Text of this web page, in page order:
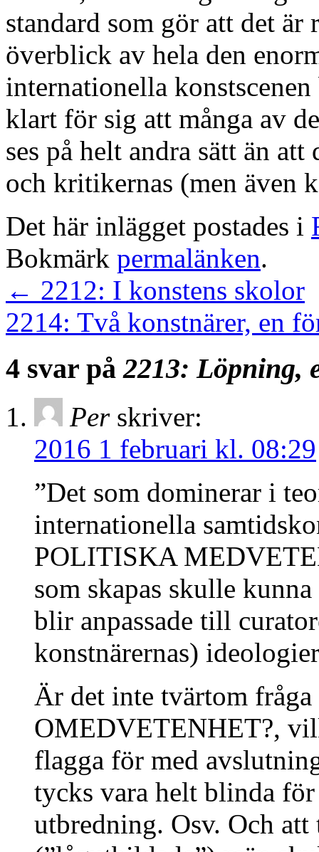
standard som gör att det
överblick av hela den
internationella
klart för sig att många av
ses på helt andra sätt än
och kritikernas (men även
Det här inlägget postades i
Bokmärk permalänken.
← 2212: I konstens skolor
2214: Två konstnärer, en
4 svar på2213: Löpning,
Per skriver:
2016 1 februari kl. 08:29
”Det som dominerar i
internationella
POLITISKA
som skapas skulle
blir anpassade till
konstnärernas)
Är det inte tvärtom
OMEDVETENHET?,
flagga för med
tycks vara helt blinda
utbredning. Osv. Och att